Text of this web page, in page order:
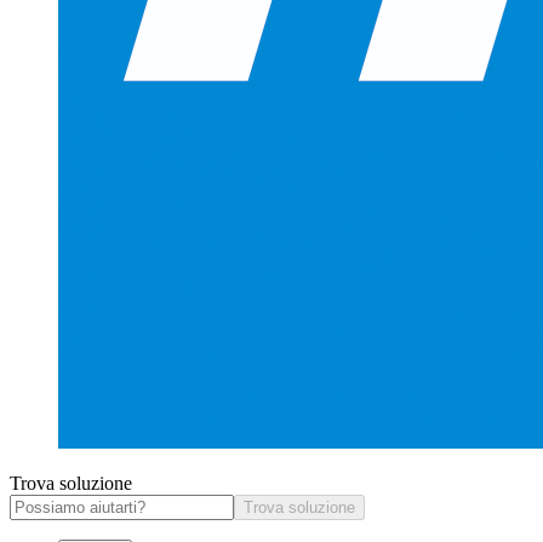
Trova soluzione
Trova soluzione